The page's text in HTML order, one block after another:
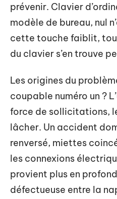
prévenir. Clavier
modèle de bureau, nul
cette touche faiblit,
du clavier s’en trouve
Les origines du
coupable numéro un ?
force de sollicitations,
lâcher. Un accident
renversé, miettes
les connexions
provient plus en
défectueuse entre la